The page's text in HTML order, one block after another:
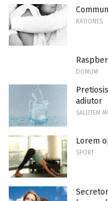
RATIONES
DOMUM
adiutor
SALUTEM
Lorem
SPORT